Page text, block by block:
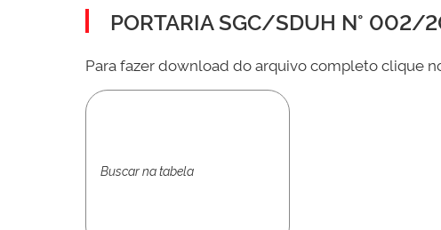
PORTARIA SGC/SDUH N° 002/
Para fazer download do arquivo completo clique